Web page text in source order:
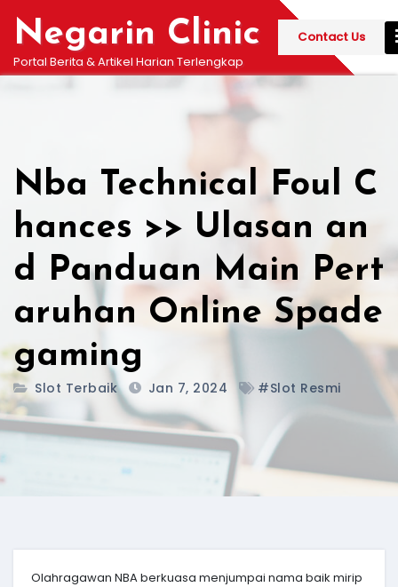
content
Negarin Clinic
Portal Berita & Artikel Harian Terlengkap
Contact Us
Nba Technical Foul C
hances >> Ulasan an
d Panduan Main Pert
aruhan Online Spade
gaming
Slot Terbaik Jan 7, 2024 #slot Resmi
Olahragawan NBA berkuasa menjumpai nama baik mirip